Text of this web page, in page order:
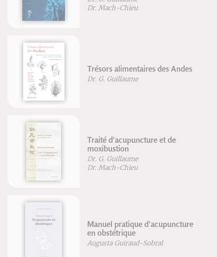
Dr. Mach-Chieu
Trésors alimentaires des Andes
Dr. G. Guillaume
Traité d'acupuncture et de
moxibustion
Dr. G. Guillaume
Dr. Mach-Chieu
Manuel pratique d'acupuncture
en obstétrique
Augusta Guiraud-Sobral